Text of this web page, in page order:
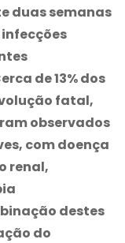
duas semanas
infecções
de 13% dos
fatal,
observados
com doença
renal,
destes
do